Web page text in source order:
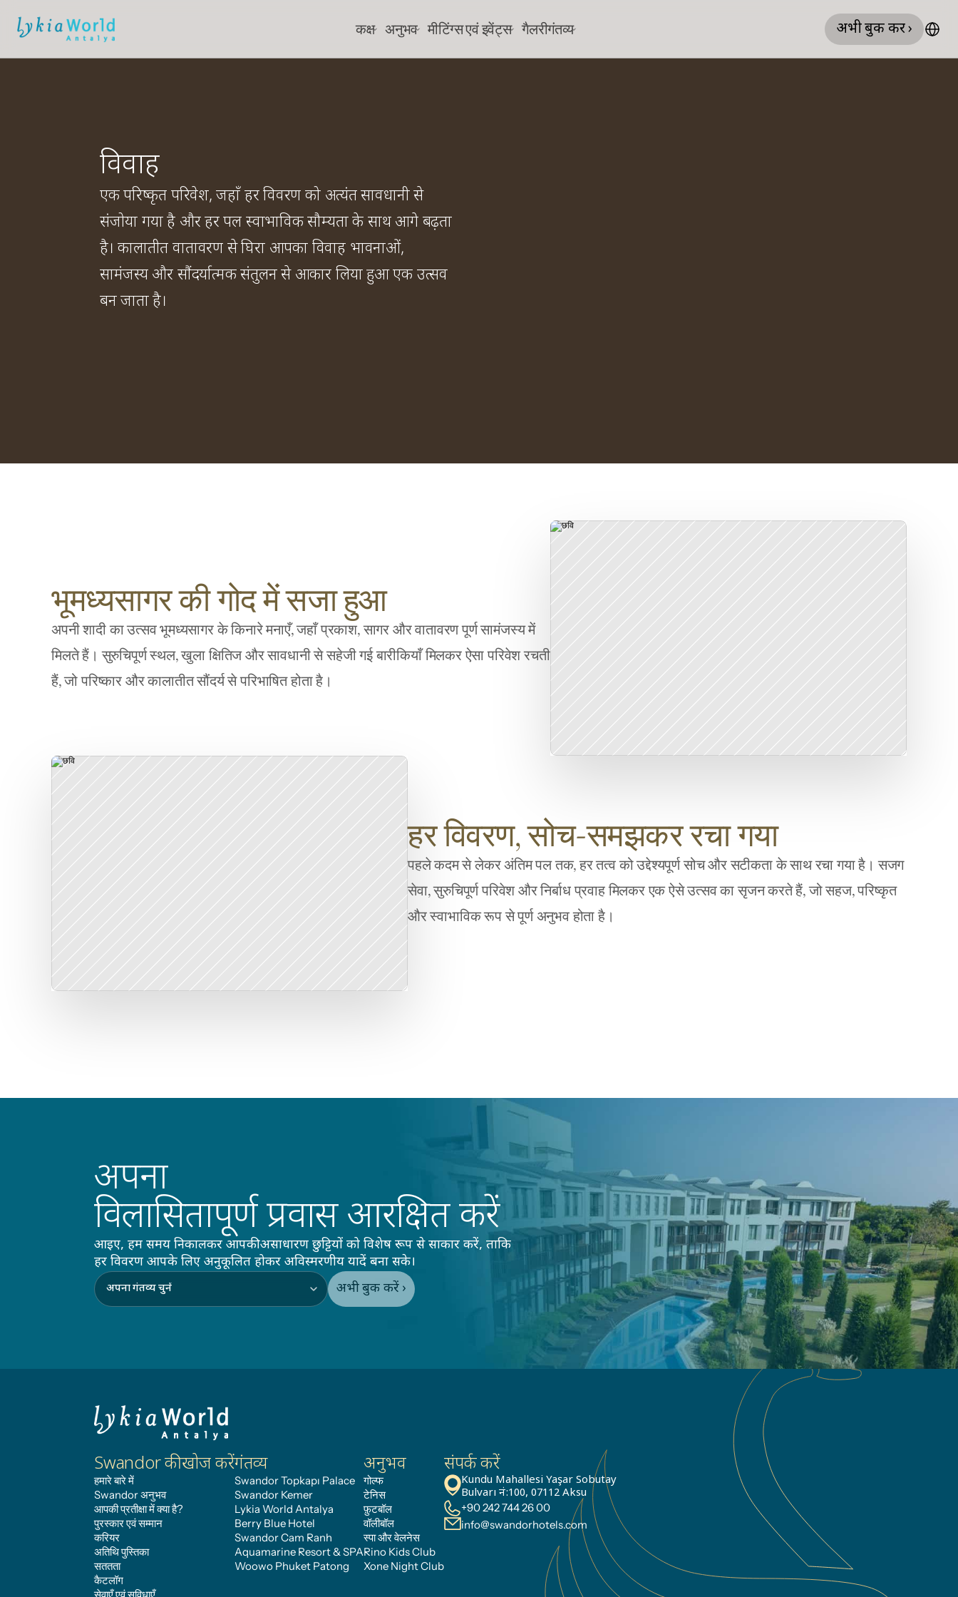
विवाह
एक परिष्कृत परिवेश, जहाँ हर विवरण को अत्यंत सावधानी से
संजोया गया है और हर पल स्वाभाविक सौम्यता के साथ आगे बढ़ता
है। कालातीत वातावरण से घिरा आपका विवाह भावनाओं,
सामंजस्य और सौंदर्यात्मक संतुलन से आकार लिया हुआ एक उत्सव
बन जाता है।
भूमध्यसागर की गोद में सजा हुआ
अपनी शादी का उत्सव भूमध्यसागर के किनारे मनाएँ, जहाँ प्रकाश, सागर और वातावरण पूर्ण सामंजस्य में
मिलते हैं। सुरुचिपूर्ण स्थल, खुला क्षितिज और सावधानी से सहेजी गई बारीकियाँ मिलकर ऐसा परिवेश रचती
हैं, जो परिष्कार और कालातीत सौंदर्य से परिभाषित होता है।
हर विवरण, सोच-समझकर रचा गया
पहले कदम से लेकर अंतिम पल तक, हर तत्व को उद्देश्यपूर्ण सोच और सटीकता के साथ रचा गया है। सजग
सेवा, सुरुचिपूर्ण परिवेश और निर्बाध प्रवाह मिलकर एक ऐसे उत्सव का सृजन करते हैं, जो सहज, परिष्कृत
और स्वाभाविक रूप से पूर्ण अनुभव होता है।
अपना
विलासितापूर्ण प्रवास आरक्षित करें
आइए, हम समय निकालकर आपकी असाधारण छुट्टियों को विशेष रूप से साकार करें, ताकि
हर विवरण आपके लिए अनुकूलित होकर अविस्मरणीय यादें बना सके।
अभी बुक करें ›
Swandor की खोज करें
हमारे बारे में
Swandor अनुभव
आपकी प्रतीक्षा में क्या है?
पुरस्कार एवं सम्मान
करियर
अतिथि पुस्तिका
सततता
कैटलॉग
गंतव्य
Swandor Topkapı Palace
Swandor Kemer
Lykia World Antalya
Berry Blue Hotel
Swandor Cam Ranh
Aquamarine Resort & SPA
Woowo Phuket Patong
अनुभव
गोल्फ
टेनिस
फ़ुटबॉल
वॉलीबॉल
स्पा और वेलनेस
Rino Kids Club
Xone Night Club
संपर्क करें
Kundu Mahallesi Yaşar Sobutay
Bulvarı नं:100, 07112 Aksu
+90 242 744 26 00
info@swandorhotels.com
कक्ष अनुभव मीटिंग्स एवं इवेंट्स गैलरीगंतव्य अभी बुक करें ›